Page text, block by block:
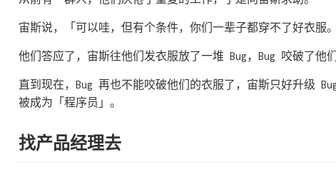
宙斯说，「可以哇，但有个条件，你们一辈子都穿不了好衣服。
他们答应了，宙斯往他们发衣服放了一堆 Bug，Bug 咬破了他
直到现在，Bug 再也不能咬破他们的衣服了，宙斯只好升级
被成为「程序员」。
找产品经理去